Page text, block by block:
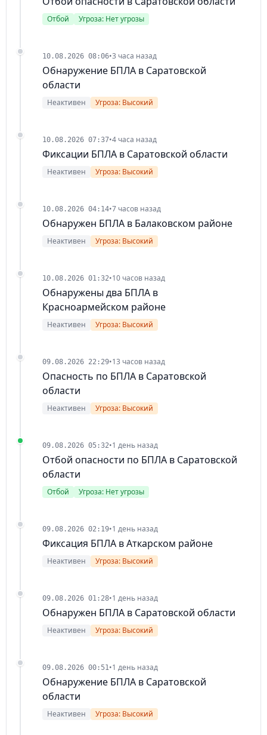
Отбой Угроза: Нет угрозы
10.08.2026 08:06•3 часа назад
Обнаружение БПЛА в Саратовской
области
Неактивен Угроза: Высокий
10.08.2026 07:37•4 часа назад
Фиксации БПЛА в Саратовской области
Неактивен Угроза: Высокий
10.08.2026 04:14•7 часов назад
Обнаружен БПЛА в Балаковском районе
Неактивен Угроза: Высокий
10.08.2026 01:32•10 часов назад
Обнаружены два БПЛА в
Красноармейском районе
Неактивен Угроза: Высокий
09.08.2026 22:29•13 часов назад
Опасность по БПЛА в Саратовской
области
Неактивен Угроза: Высокий
09.08.2026 05:32•1 день назад
Отбой опасности по БПЛА в Саратовской
области
Отбой Угроза: Нет угрозы
09.08.2026 02:19•1 день назад
Фиксация БПЛА в Аткарском районе
Неактивен Угроза: Высокий
09.08.2026 01:28•1 день назад
Обнаружен БПЛА в Саратовской области
Неактивен Угроза: Высокий
09.08.2026 00:51•1 день назад
Обнаружение БПЛА в Саратовской
области
Неактивен Угроза: Высокий